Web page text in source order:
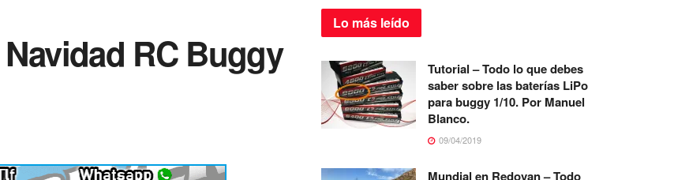
RC Buggy
Lo más leído
Tutorial – Todo lo que debes
saber sobre las baterías LiPo
para buggy 1/10. Por Manuel
Blanco.
09/04/2019
Mundial en Redovan – Todo